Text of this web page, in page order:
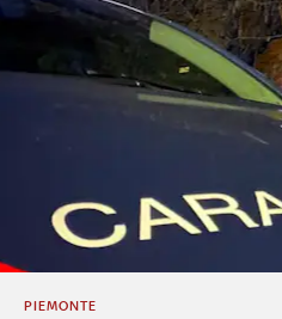
PIEMONTE